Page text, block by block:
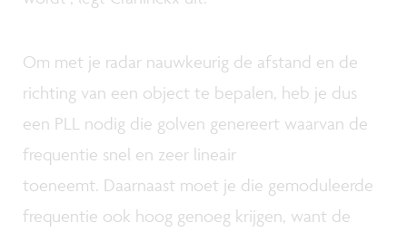
Om met je radar nauwkeurig de afstand en de
richting van een object te bepalen, heb je dus
een PLL nodig die golven genereert waarvan de
frequentie snel en zeer lineair
toeneemt. Daarnaast moet je die gemoduleerde
frequentie ook hoog genoeg krijgen, want de